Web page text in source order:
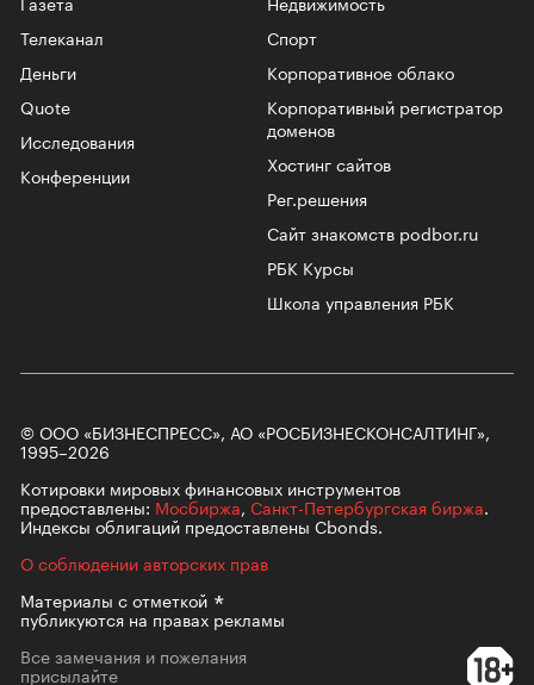
Телеканал
Спорт
Корпоративное облако
Корпоративный регистратор
доменов
Хостинг сайтов
Рег.решения
Сайт знакомств podbor.ru
РБК Курсы
Школа управления РБК
Деньги
Quote
Исследования
Конференции
© ООО «БИЗНЕСПРЕСС», АО «РОСБИЗНЕСКОНСАЛТИНГ»,
1995–2026
Котировки мировых финансовых инструментов
предоставлены: Мосбиржа, Санкт-Петербургская биржа.
Индексы облигаций предоставлены Cbonds.
О соблюдении авторских прав
Материалы сотметкой
публикуются на правах рекламы
Все замечания и пожелания
присылайте